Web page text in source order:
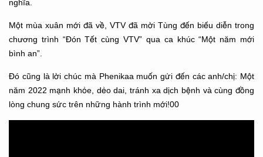
nghĩa.
Một mùa xuân mới đã về, VTV đã mời Tùng đến biểu diễn trong
chương trình “Đón Tết cùng VTV” qua ca khúc “Một năm mới
bình an”.
Đó cũng là lời chúc mà Phenikaa muốn gửi đến các anh/chị: Một
năm 2022 mạnh khỏe, dẻo dai, tránh xa dịch bệnh và cùng đồng
lòng chung sức trên những hành trình mới!00